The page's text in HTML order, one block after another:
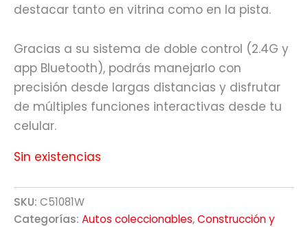
destacar tanto en vitrina como en la pista.
Gracias a su sistema de doble control (2.4G y
app Bluetooth), podrás manejarlo con
precisión desde largas distancias y disfrutar
de múltiples funciones interactivas desde tu
celular.
Sin existencias
SKU: C51081W
Categorías: Autos coleccionables,Construcción y